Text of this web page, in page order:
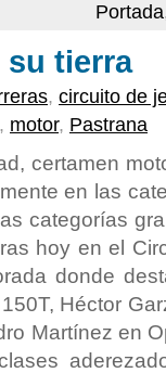
Portada
su tierra
, circuito de
, motor, Pastrana
certamen
en las
categorías
hoy en el
donde
Héctor
Martínez en